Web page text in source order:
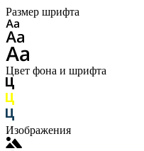
Размер шрифта
Цвет фона и шрифта
Изображения